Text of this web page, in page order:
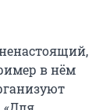
в нём